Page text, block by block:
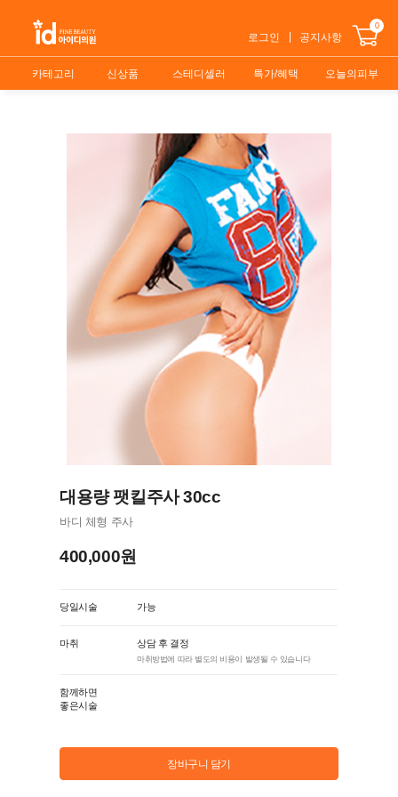
로그인 공지사항
카테고리 신상품 스테디셀러 특가/혜택 오늘의피부
0
대용량 팻킬주사 30cc
바디 체형 주사
400,000원
당일시술 가능
마취 상담 후 결정
마취방법에 따라 별도의 비용이 발생될 수 있습니다
함께하면
좋은시술
장바구니 담기